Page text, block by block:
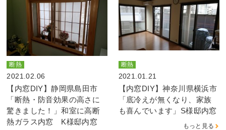
断熱
2021.02.06
【内窓DIY】静岡県島田市
「断熱・防音効果の高さに
驚きました！」和室に高断
熱ガラス内窓 K様邸内窓
断熱
2021.01.21
【内窓DIY】神奈川県横浜市
「底冷えが無くなり、家族
も喜んでいます」S様邸内窓
もっと見る